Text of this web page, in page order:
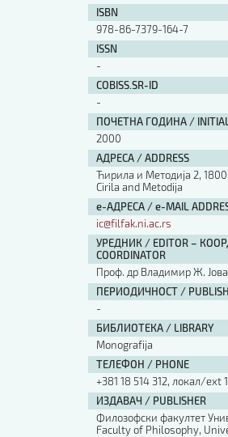
ISBN
978-86-7379-164-7
ISSN
-
COBISS.SR-ID
-
ПОЧЕТНА ГОДИНА / INITIAL
2000
АДРЕСА / ADDRESS
Ћирила и Методија 2,
Cirila and Metodija
е-АДРЕСА / e-MAIL
ic@filfak.ni.ac.rs
УРЕДНИК / EDITOR –
COORDINATOR
Проф. др Владимир Ж.
ПЕРИОДИЧНОСТ /
-
БИБЛИОТЕКА / LIBRARY
Monografija
ТЕЛЕФОН / PHONE
+381 18 514 312, локал/ext
ИЗДАВАЧ / PUBLISHER
Филозофски факултет
Faculty of Philosophy,